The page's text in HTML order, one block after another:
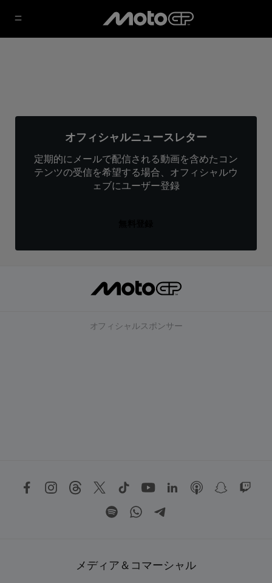
オフィシャルニュースレター
定期的にメールで配信される動画を含めたコン
テンツの受信を希望する場合、オフィシャルウ
ェブにユーザー登録
オフィシャルスポンサー
メディア＆コマーシャル